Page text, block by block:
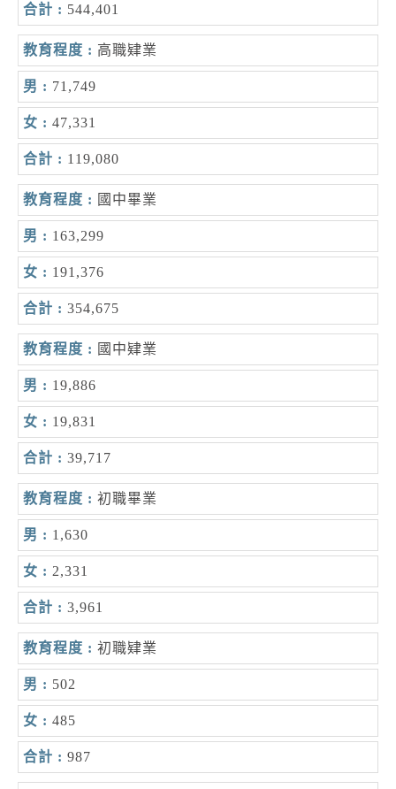
544,401
高職肄業
71,749
47,331
119,080
國中畢業
163,299
191,376
354,675
國中肄業
19,886
19,831
39,717
初職畢業
1,630
2,331
3,961
初職肄業
502
485
987